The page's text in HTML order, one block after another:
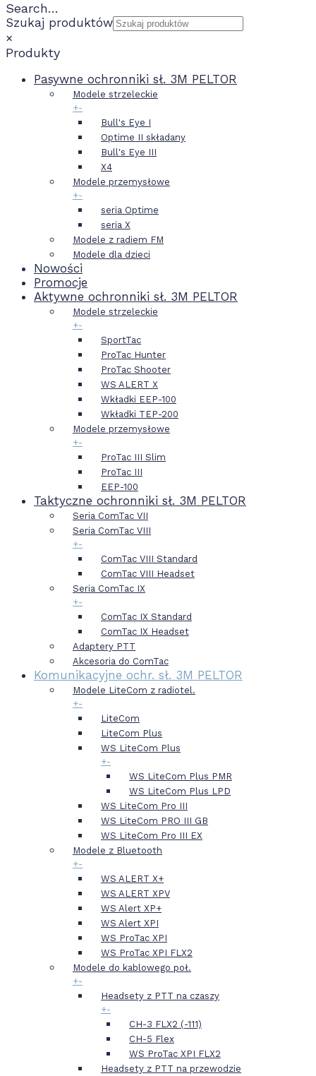
Search…
Szukaj produktów
×
Produkty
Pasywne ochronniki sł. 3M PELTOR
Modele strzeleckie
+-
Bull's Eye I
Optime II składany
Bull's Eye III
X4
Modele przemysłowe
+-
seria Optime
seria X
Modele z radiem FM
Modele dla dzieci
Nowości
Promocje
Aktywne ochronniki sł. 3M PELTOR
Modele strzeleckie
+-
SportTac
ProTac Hunter
ProTac Shooter
WS ALERT X
Wkładki EEP-100
Wkładki TEP-200
Modele przemysłowe
+-
ProTac III Slim
ProTac III
EEP-100
Taktyczne ochronniki sł. 3M PELTOR
Seria ComTac VII
Seria ComTac VIII
+-
ComTac VIII Standard
ComTac VIII Headset
Seria ComTac IX
+-
ComTac IX Standard
ComTac IX Headset
Adaptery PTT
Akcesoria do ComTac
Komunikacyjne ochr. sł. 3M PELTOR
Modele LiteCom z radiotel.
+-
LiteCom
LiteCom Plus
WS LiteCom Plus
+-
WS LiteCom Plus PMR
WS LiteCom Plus LPD
WS LiteCom Pro III
WS LiteCom PRO III GB
WS LiteCom Pro III EX
Modele z Bluetooth
+-
WS ALERT X+
WS ALERT XPV
WS Alert XP+
WS Alert XPI
WS ProTac XPI
WS ProTac XPI FLX2
Modele do kablowego poł.
+-
Headsety z PTT na czaszy
+-
CH-3 FLX2 (-111)
CH-5 Flex
WS ProTac XPI FLX2
Headsety z PTT na przewodzie